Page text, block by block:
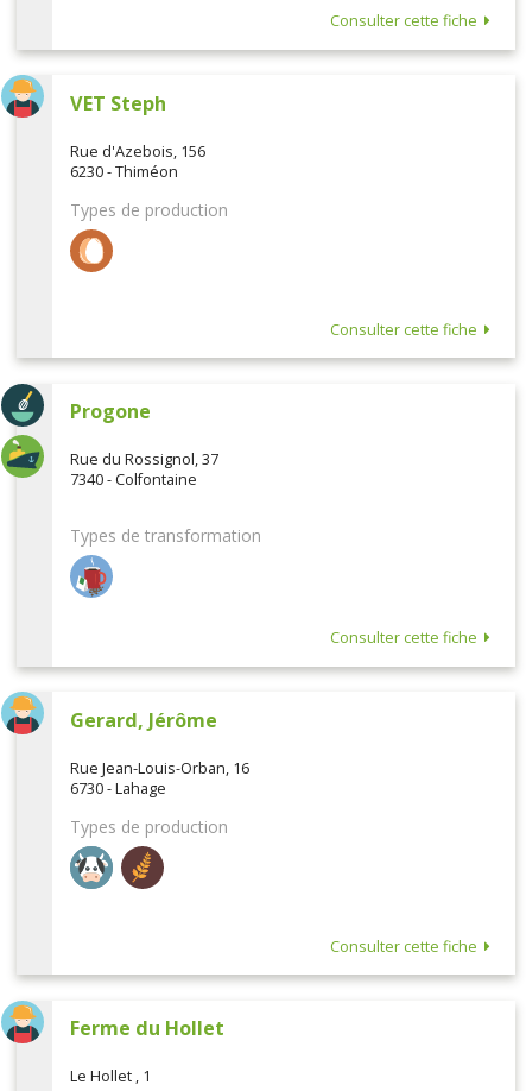
Consulter cette fiche
VET Steph
Rue d'Azebois, 156
6230 - Thiméon
Types de production
Consulter cette fiche
Progone
Rue du Rossignol, 37
7340 - Colfontaine
Types de transformation
Consulter cette fiche
Gerard, Jérôme
Rue Jean-Louis-Orban, 16
6730 - Lahage
Types de production
Consulter cette fiche
Ferme du Hollet
Le Hollet , 1